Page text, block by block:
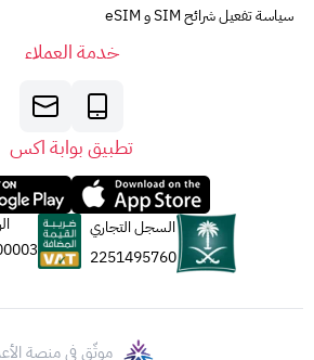
سياسة تفعيل شرائح SIM و eSIM
خدمة العملاء
تطبيق بوابة اكس
السجل التجاري
2251495760
موثّق في منصة